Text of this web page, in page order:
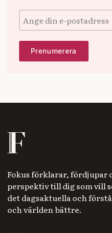
Fokus förklarar, fördjupar
perspektiv till dig som vill
det dagsaktuella och
och världen bättre.